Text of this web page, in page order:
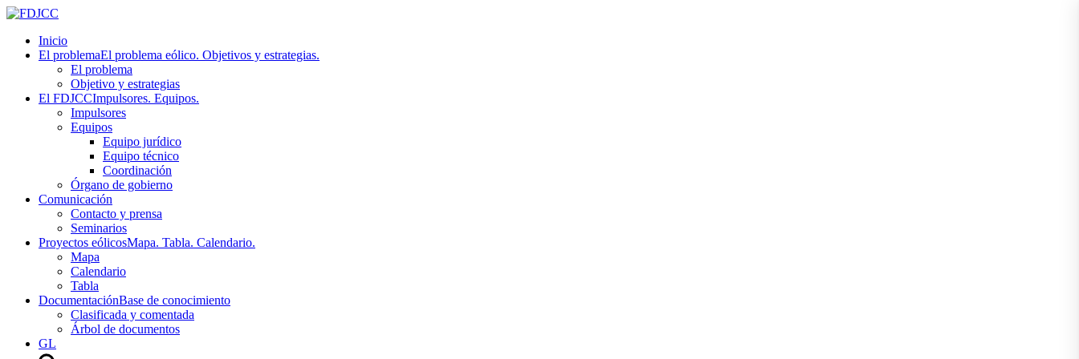
Inicio
El problemaEl problema eólico. Objetivos y estrategias.
El problema
Objetivo y estrategias
El FDJCCImpulsores. Equipos.
Impulsores
Equipos
Equipo jurídico
Equipo técnico
Coordinación
Órgano de gobierno
Comunicación
Contacto y prensa
Seminarios
Proyectos eólicosMapa. Tabla. Calendario.
Mapa
Calendario
Tabla
DocumentaciónBase de conocimiento
Clasificada y comentada
Árbol de documentos
GL